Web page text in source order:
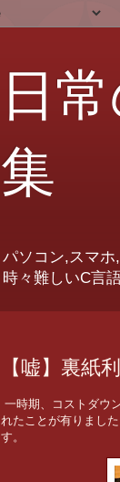
日
集
パソコン,スマホ
時々難しいC言
【嘘】裏紙
一時期、コストダウ
れたことが有りまし
す。